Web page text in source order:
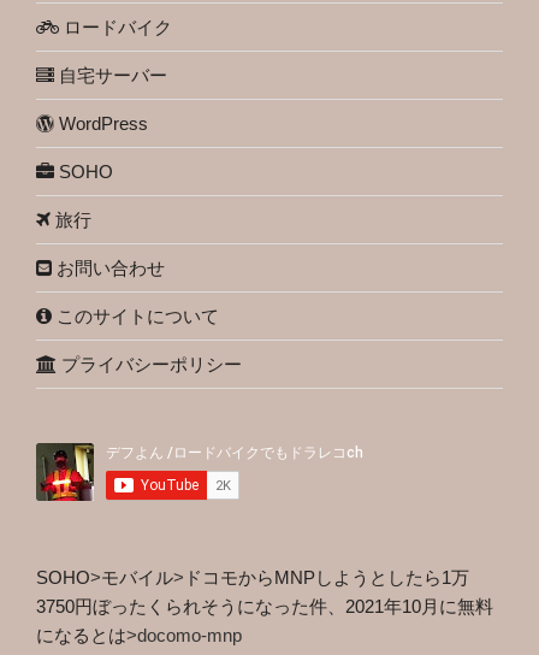
ロードバイク
自宅サーバー
WordPress
SOHO
旅行
お問い合わせ
このサイトについて
プライバシーポリシー
SOHO>モバイル> ドコモからMNPしようとしたら1万
3750円ぼったくられそうになった件、2021年10月に無料
になるとは>docomo-mnp